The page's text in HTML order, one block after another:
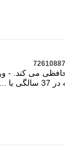
72610887
می کند. -
...